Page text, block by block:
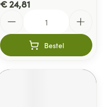
€ 24,81
Bestel